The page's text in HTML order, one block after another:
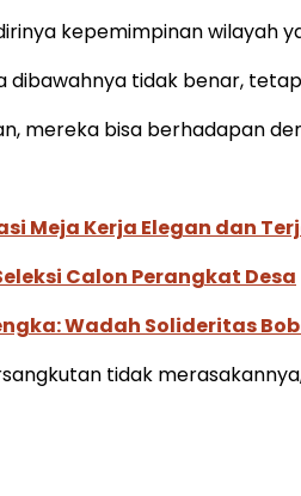
kepemimpinan wilayah
tidak benar,
bisa berhadapan
Meja Kerja Elegan dan
Calon Perangkat Desa
Wadah Solideritas
tidak